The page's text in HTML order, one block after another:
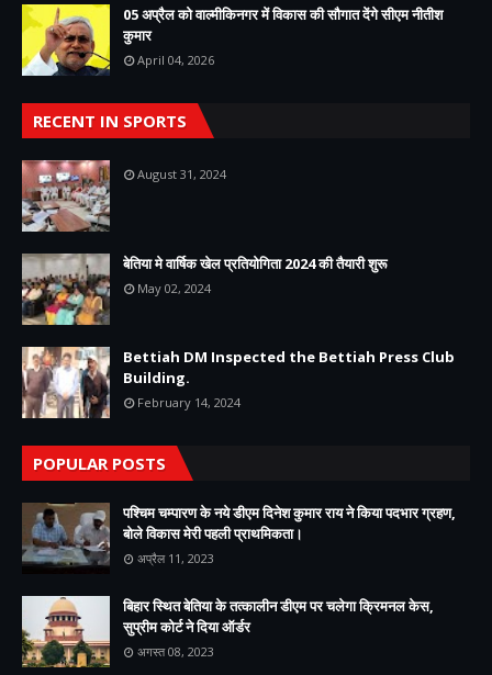
05 अप्रैल को वाल्मीकिनगर में विकास की सौगात देंगे सीएम नीतीश
कुमार
April 04, 2026
RECENT IN SPORTS
August 31, 2024
बेतिया मे वार्षिक खेल प्रतियोगिता 2024 की तैयारी शुरू
May 02, 2024
Bettiah DM Inspected the Bettiah Press Club
Building.
February 14, 2024
POPULAR POSTS
पश्चिम चम्पारण के नये डीएम दिनेश कुमार राय ने किया पदभार ग्रहण,
बोले विकास मेरी पहली प्राथमिकता।
अप्रैल 11, 2023
बिहार स्थित बेतिया के तत्कालीन डीएम पर चलेगा क्रिमनल केस,
सुप्रीम कोर्ट ने दिया ऑर्डर
अगस्त 08, 2023